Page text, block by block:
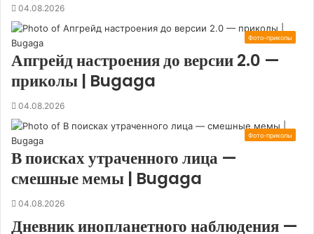
04.08.2026
Фото-приколы
Апгрейд настроения до версии 2.0 —
приколы | Bugaga
04.08.2026
Фото-приколы
В поисках утраченного лица —
смешные мемы | Bugaga
04.08.2026
Дневник инопланетного наблюдения —